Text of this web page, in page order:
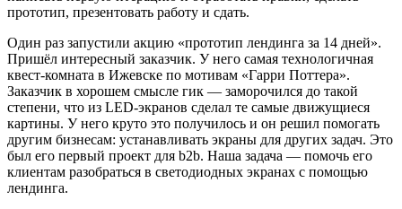
прототип, презентовать работу и сдать.
Один раз запустили акцию «прототип лендинга за 14 дней».
Пришёл интересный заказчик. У него самая технологичная
квест-комната в Ижевске по мотивам «Гарри Поттера».
Заказчик в хорошем смысле гик — заморочился до такой
степени, что из LED-экранов сделал те самые движущиеся
картины. У него круто это получилось и он решил помогать
другим бизнесам: устанавливать экраны для других задач. Это
был его первый проект для b2b. Наша задача — помочь его
клиентам разобраться в светодиодных экранах с помощью
лендинга.